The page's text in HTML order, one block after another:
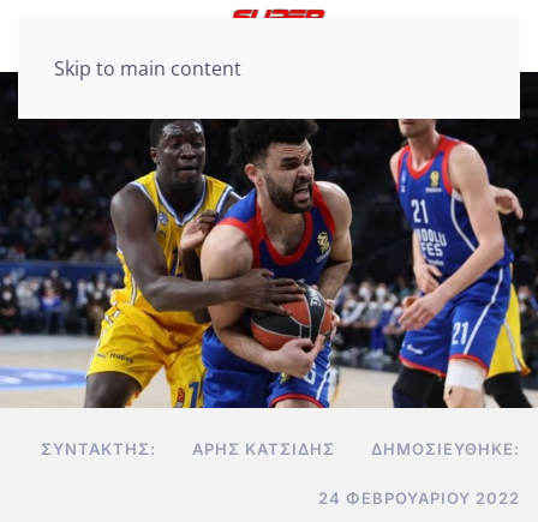
Skip to main content
ΣΥΝΤΆΚΤΗΣ: ΆΡΗΣ ΚΑΤΣΊΔΗΣ ΔΗΜΟΣΙΕΎΘΗΚΕ:
24 ΦΕΒΡΟΥΑΡΊΟΥ 2022